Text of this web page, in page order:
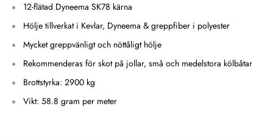
12-flätad Dyneema SK78 kärna
Hölje tillverkat i Kevlar, Dyneema & greppfiber i polyester
Mycket greppvänligt och nöttåligt hölje
Rekommenderas för skot på jollar, små och medelstora kölbåtar
Brottstyrka: 2900 kg
Vikt: 58.8 gram per meter